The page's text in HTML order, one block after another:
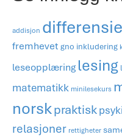
addisjon
fremhevet gno inkludering
leseopplæring lesing
matematikk minilesekurs
norskpraktisk
relasjoner rettigheter